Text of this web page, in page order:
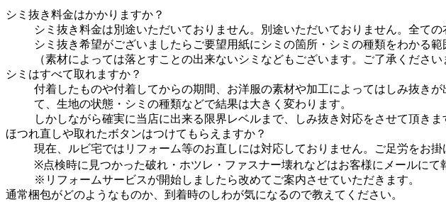
シミ抜き料金はかかりますか？
シミ抜き料金は別途いただいておりません。別途いただいておりません。全て
シミ抜き希望がございましたらご要望用紙にシミの箇所・シミの種類をわかる範
（素材によっては落とすことの出来ないシミなどもございます。ご了承ください
シミはすべて取れますか？
付着したものや付着してからの期間、お洋服の素材や加工によってはしみ抜き
て、生地の状態・シミの種類などで結果は大きく変わります。
しかしながら確実に当店に出来る限界レベルまで、しみ抜き対応をさせて頂きま
ほつれ直しや取れたボタンはつけてもらえますか？
現在、ルビ宅ではリフォーム等のお直しには対応しておりません。ご足労をお掛
※点検時に見つかった破れ・ホツレ・ファスナー壊れなどはお客様にメールにて
※リフォームサービスが開始しましたら改めてご案内させていただきます。
通常梱包がどのようなものか、到着時のしわが気になるので教えてください。